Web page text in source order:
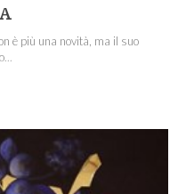
è più una novità, ma il suo